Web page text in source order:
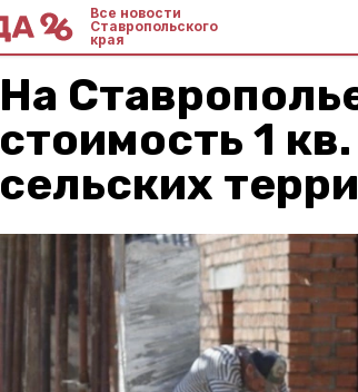
Все новости
Ставропольского
края
На
стоимость 1
сельских